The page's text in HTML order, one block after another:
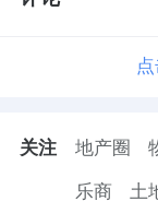
关注 地产圈
乐商 土